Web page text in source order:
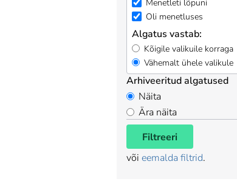
Menetleti lõpuni
Oli menetluses
Algatus vastab:
Kõigile valikuile korraga
Vähemalt ühele valikule
Arhiveeritud algatused
Näita
Ära näita
Filtreeri
või eemalda filtrid.